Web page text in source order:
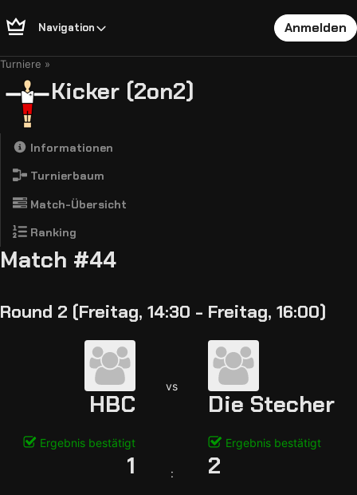
Navigation Anmelden
Turniere
Kicker (2on2)
Informationen
Turnierbaum
Match-Übersicht
Ranking
Match #44
Round 2 (Freitag, 14:30 - Freitag, 16:00)
HBC
vs
Die Stecher
Ergebnis bestätigt Ergebnis bestätigt
1 : 2